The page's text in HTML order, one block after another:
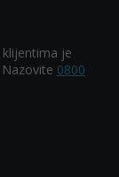
je
0800